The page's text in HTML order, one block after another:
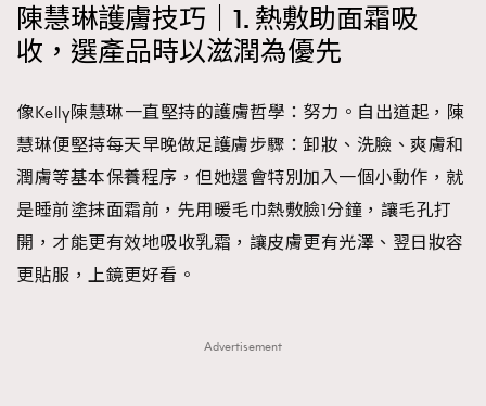
陳慧琳護膚技巧｜1. 熱敷助面霜吸
收，選產品時以滋潤為優先
像Kelly陳慧琳一直堅持的護膚哲學：努力。自出道起，陳
慧琳便堅持每天早晚做足護膚步驟：卸妝、洗臉、爽膚和
潤膚等基本保養程序，但她還會特別加入一個小動作，就
是睡前塗抹面霜前，先用暖毛巾熱敷臉1分鐘，讓毛孔打
開，才能更有效地吸收乳霜，讓皮膚更有光澤、翌日妝容
更貼服，上鏡更好看。
Advertisement